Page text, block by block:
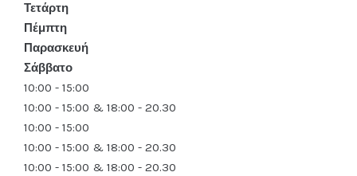
Τετάρτη
Πέμπτη
Παρασκευή
Σάββατο
10:00 - 15:00
10:00 - 15:00 & 18:00 - 20.30
10:00 - 15:00
10:00 - 15:00 & 18:00 - 20.30
10:00 - 15:00 & 18:00 - 20.30